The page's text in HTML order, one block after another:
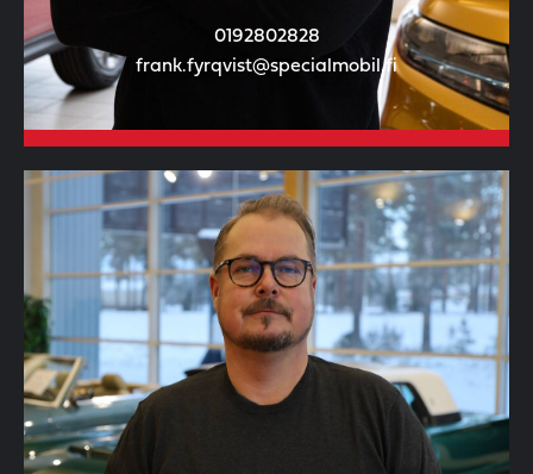
0192802828
frank.fyrqvist@specialmobil.fi